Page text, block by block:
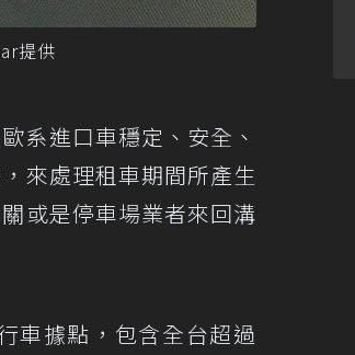
提供
系進口車穩定、安全、
來處理租車期間所產生
或是停車場業者來回溝
車據點，包含全台超過